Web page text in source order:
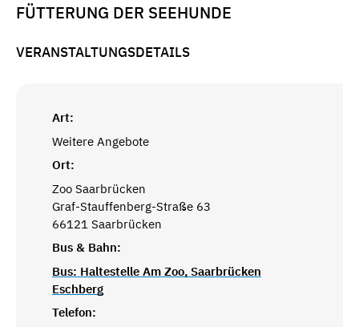
FÜTTERUNG DER SEEHUNDE
VERANSTALTUNGSDETAILS
Art:
Weitere Angebote
Ort:
Zoo Saarbrücken
Graf-Stauffenberg-Straße 63
66121 Saarbrücken
Bus & Bahn:
Bus: Haltestelle Am Zoo, Saarbrücken
Eschberg
Telefon: